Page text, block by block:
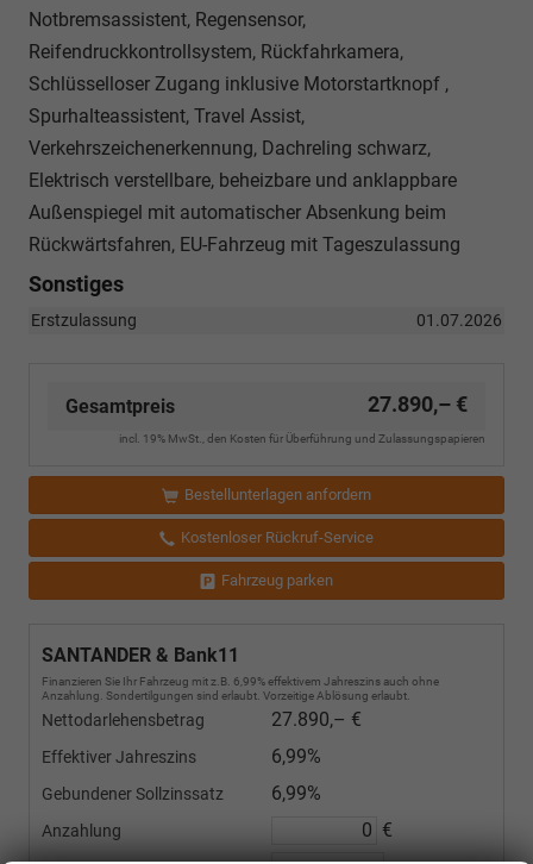
Notbremsassistent, Regensensor,
Reifendruckkontrollsystem, Rückfahrkamera,
Schlüsselloser Zugang inklusive Motorstartknopf ,
Spurhalteassistent, Travel Assist,
Verkehrszeichenerkennung, Dachreling schwarz,
Elektrisch verstellbare, beheizbare und anklappbare
Außenspiegel mit automatischer Absenkung beim
Rückwärtsfahren, EU-Fahrzeug mit Tageszulassung
Sonstiges
Erstzulassung 01.07.2026
Gesamtpreis 27.890,– €
incl. 19% MwSt., den Kosten für Überführung und Zulassungspapieren
Bestellunterlagen anfordern
Kostenloser Rückruf-Service
Fahrzeug parken
SANTANDER & Bank11
Finanzieren Sie Ihr Fahrzeug mit z.B. 6,99% effektivem Jahreszins auch ohne
Anzahlung. Sondertilgungen sind erlaubt. Vorzeitige Ablösung erlaubt.
Nettodarlehensbetrag 27.890,– €
Effektiver Jahreszins 6,99%
Gebundener Sollzinssatz 6,99%
Anzahlung €